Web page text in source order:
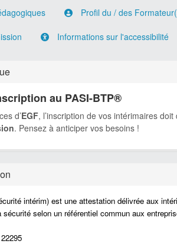
Profil du / des
Informations sur l'accessibilité
au PASI-BTP®
d’EGF, l’inscription de vos intérimaires
. Pensez à anticiper vos besoins !
intérim) est une attestation délivrée aux
selon un référentiel commun aux